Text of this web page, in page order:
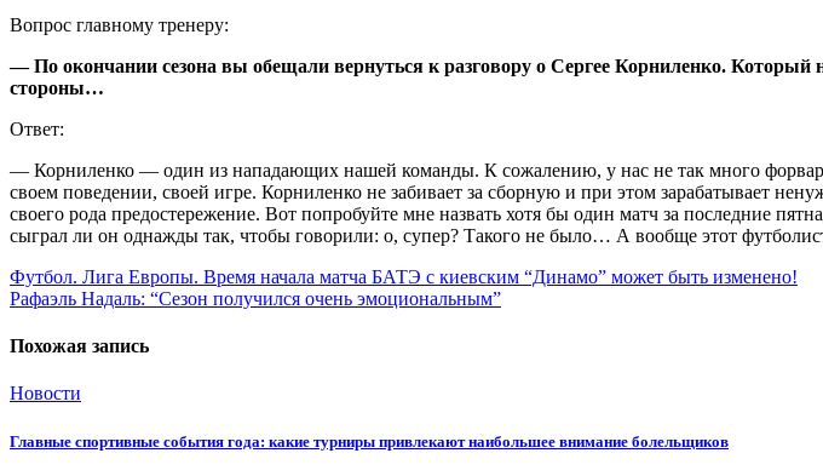
Вопрос главному тренеру:
— По окончании сезона вы обещали вернуться к разговору о Сергее Корниленко.
стороны…
Ответ:
— Корниленко — один из нападающих нашей команды. К сожалению, у нас не так много
своем поведении, своей игре. Корниленко не забивает за сборную и при этом зарабатывает
своего рода предостережение. Вот попробуйте мне назвать хотя бы один матч за последние
сыграл ли он однажды так, чтобы говорили: о, супер? Такого не было… А вообще этот
Навигация
по
записям
Футбол. Лига Европы. Время начала матча БАТЭ с киевским “Динамо” может быть изменено!
Рафаэль Надаль: “Сезон получился очень эмоциональным”
Похожая запись
Новости
Главные спортивные события года: какие турниры привлекают наибольшее внимание болельщиков